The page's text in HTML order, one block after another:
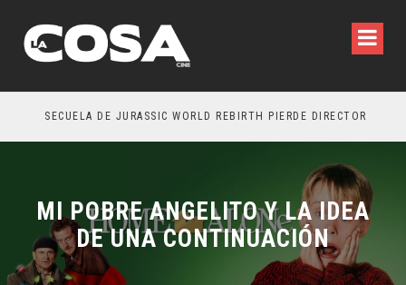
SECUELA DE JURASSIC WORLD REBIRTH PIERDE DIRECTOR
MI POBRE ANGELITO Y LA IDEA
DE UNA CONTINUACIÓN